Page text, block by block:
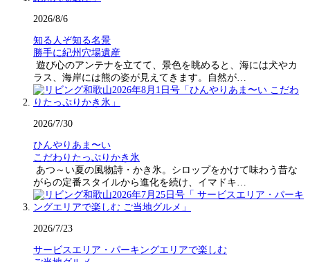
2026/8/6
知る人ぞ知る名景
勝手に紀州穴場遺産
遊び心のアンテナを立てて、景色を眺めると、海には犬やカ
ラス、海岸には熊の姿が見えてきます。自然が…
2026/7/30
ひんやりあま〜い
こだわりたっぷりかき氷
あつ～い夏の風物詩・かき氷。シロップをかけて味わう昔な
がらの定番スタイルから進化を続け、イマドキ…
2026/7/23
サービスエリア・パーキングエリアで楽しむ